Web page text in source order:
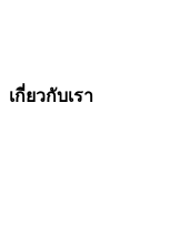
เกี่ยวกับเรา